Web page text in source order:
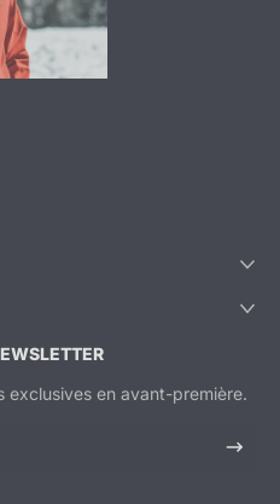
exclusives en avant-première.